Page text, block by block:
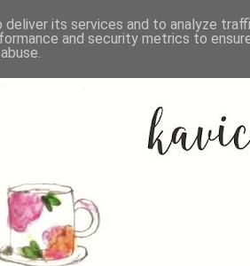
its services and to analyze
and security metrics to